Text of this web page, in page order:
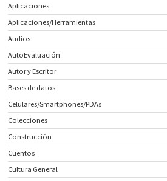
Aplicaciones
Aplicaciones/Herramientas
Audios
AutoEvaluación
Autor y Escritor
Bases de datos
Celulares/Smartphones/PDAs
Colecciones
Construcción
Cuentos
Cultura General